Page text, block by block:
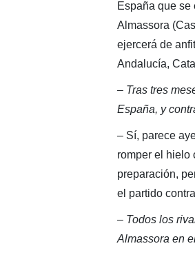
España que se
Almassora
ejercerá de
Andalucía,
– Tras tres
España, y
– Sí, parece
romper el hielo
preparación,
el partido
– Todos los
Almassora en